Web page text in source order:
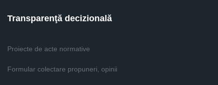
Transparenţă decizională
Proiecte de acte normative
Formular colectare propuneri, opinii